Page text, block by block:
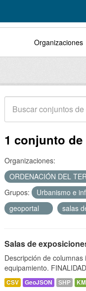
Organizaciones
1 conjunto
Organizaciones:
ORDENACIÓN DEL
Grupos:
Urbanismo e
geoportal
salas
Salas de
Descripción de
equipamiento.
CSV GeoJSON SHP